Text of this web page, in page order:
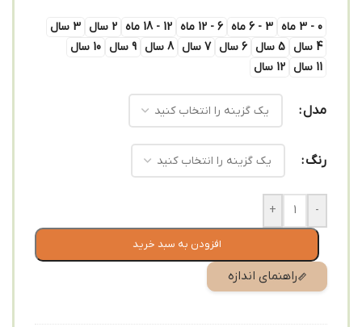
0 - 3 ماه 3 - 6 ماه 6 - 12 ماه 12 - 18 ماه 2 سال
3 سال
4 سال
5 سال 6 سال 7 سال 8 سال 9 سال
10 سال
11 سال
12 سال
مدل
رنگ
-
+
افزودن به سبد خرید
راهنمای اندازه